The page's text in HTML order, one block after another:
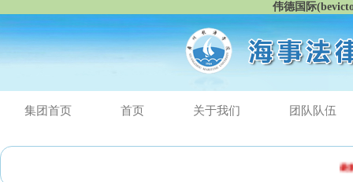
伟德国际
集团首页 首页 关于我们 团队队伍
最新